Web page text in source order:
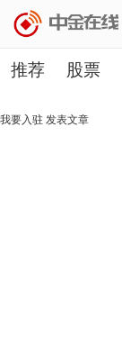
推荐 股票
理财 行业
我要入驻 发表文章